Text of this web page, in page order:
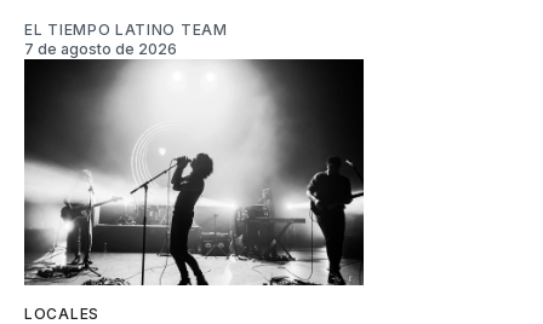
EL TIEMPO LATINO TEAM
7 de agosto de 2026
LOCALES